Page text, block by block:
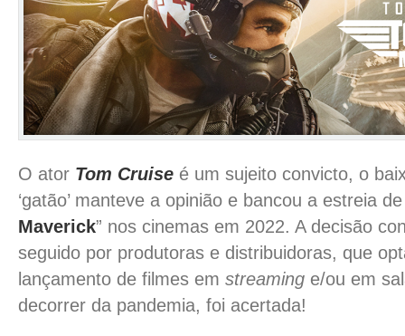
O ator Tom Cruise é um sujeito convicto, o
‘gatão’ manteve a opinião e bancou a estreia de
Maverick” nos cinemas em 2022. A decisão
seguido por produtoras e distribuidoras, que
lançamento de filmes em streaming e/ou em
decorrer da pandemia, foi acertada!